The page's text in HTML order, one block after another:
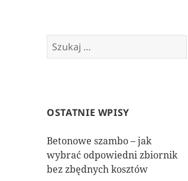
Szukaj:
OSTATNIE WPISY
Betonowe szambo – jak
wybrać odpowiedni zbiornik
bez zbędnych kosztów